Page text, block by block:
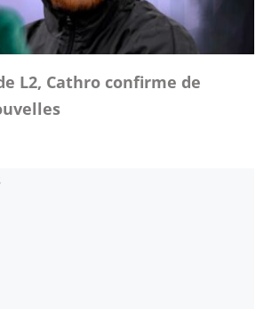
L2, Cathro confirme de